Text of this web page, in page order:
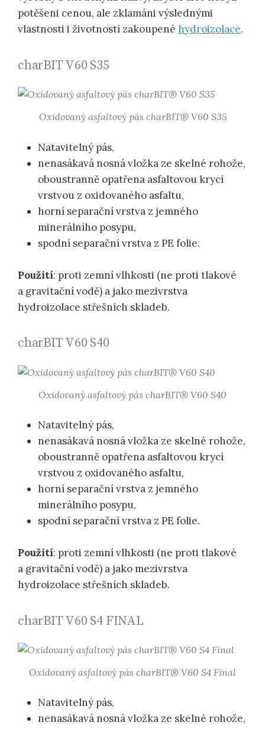
potěšeni cenou, ale zklamáni výslednými
vlastnosti i životností zakoupené hydroizolace.
charBIT V60 S35
Oxidovaný asfaltový pás charBIT® V60 S35
Natavitelný pás,
nenasákavá nosná vložka ze skelné rohože,
oboustranně opatřena asfaltovou krycí
vrstvou z oxidovaného asfaltu,
horní separační vrstva z jemného
minerálního posypu,
spodní separační vrstva z PE folie.
Použití: proti zemní vlhkosti (ne proti tlakové
a gravitační vodě) a jako mezivrstva
hydroizolace střešních skladeb.
charBIT V60 S40
Oxidovaný asfaltový pás charBIT® V60 S40
Natavitelný pás,
nenasákavá nosná vložka ze skelné rohože,
oboustranně opatřena asfaltovou krycí
vrstvou z oxidovaného asfaltu,
horní separační vrstva z jemného
minerálního posypu,
spodní separační vrstva z PE folie.
Použití: proti zemní vlhkosti (ne proti tlakové
a gravitační vodě) a jako mezivrstva
hydroizolace střešních skladeb.
charBIT V60 S4 FINAL
Oxidovaný asfaltový pás charBIT® V60 S4 Final
Natavitelný pás,
nenasákavá nosná vložka ze skelné rohože,